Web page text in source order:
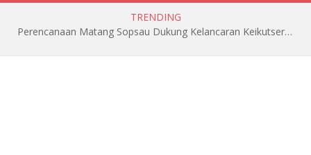
TRENDING
Perencanaan Matang Sopsau Dukung Kelancaran Keikutsertaan TNI AU di Pitch Black 2026